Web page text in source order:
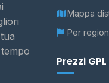
Mappa
Per
Prezzi GPL